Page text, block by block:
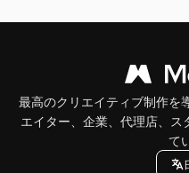
最高のクリエイティブ制作を
エイター、企業、代理店、
て